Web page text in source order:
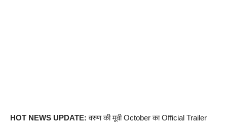
HOT NEWS UPDATE:वरुण की मूवी October का Official Trailer